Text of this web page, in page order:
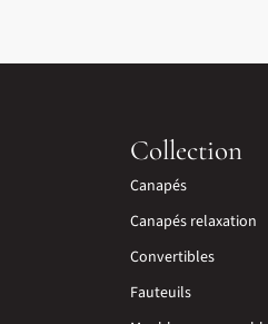
Collection
Canapés
Canapés relaxation
Convertibles
Fauteuils